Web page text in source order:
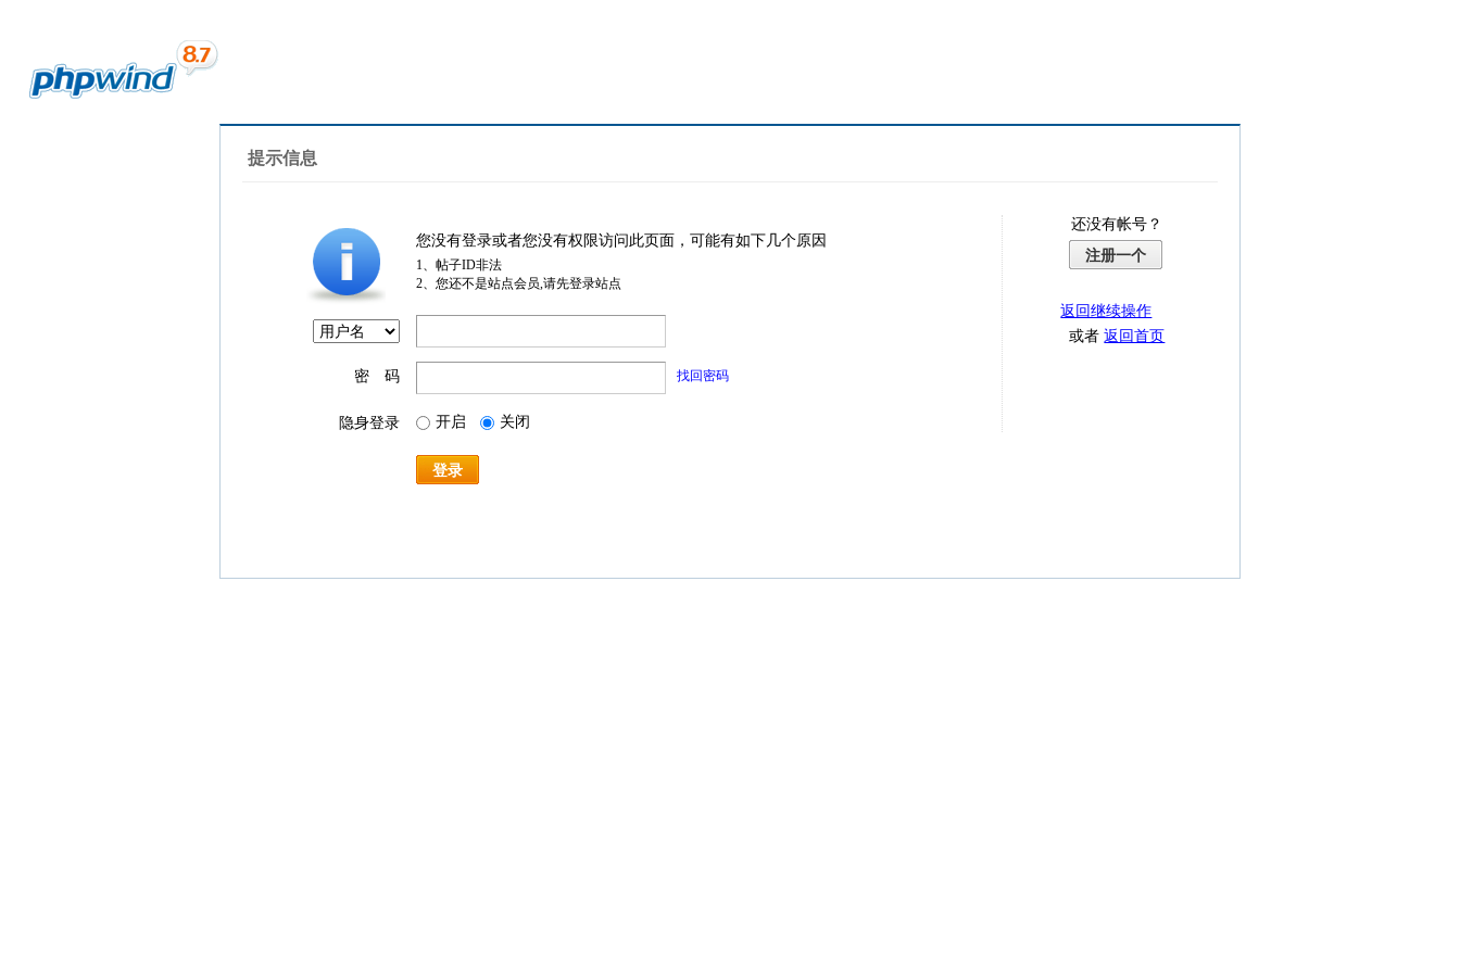
提示信息
您没有登录或者您没有权限访问此页面，可能有如下几个原因
1、帖子ID非法
2、您还不是站点会员,请先登录站点
密 码 找回密码
隐身登录 开启 关闭
登录
还没有帐号？
注册一个
返回继续操作
或者返回首页